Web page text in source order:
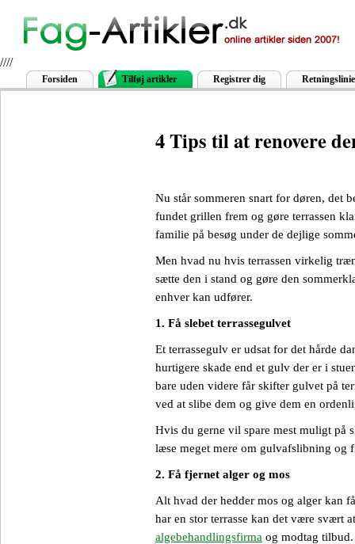
////
Forsiden Tilføj artikler Registrer dig
4 Tips til at renovere
Nu står sommeren snart for døren, det
fundet grillen frem og gøre terrassen
familie på besøg under de dejlige
Men hvad nu hvis terrassen virkelig
sætte den i stand og gøre den
enhver kan udfører.
1. Få slebet terrassegulvet
Et terrassegulv er udsat for det hårde
hurtigere skade end et gulv der er i
bare uden videre får skifter gulvet på
ved at slibe dem og give dem en
Hvis du gerne vil spare mest muligt på
læse meget mere om gulvafslibning og
2. Få fjernet alger og mos
Alt hvad der hedder mos og alger kan
har en stor terrasse kan det være svært
algebehandlingsfirma og modtag tilbud.